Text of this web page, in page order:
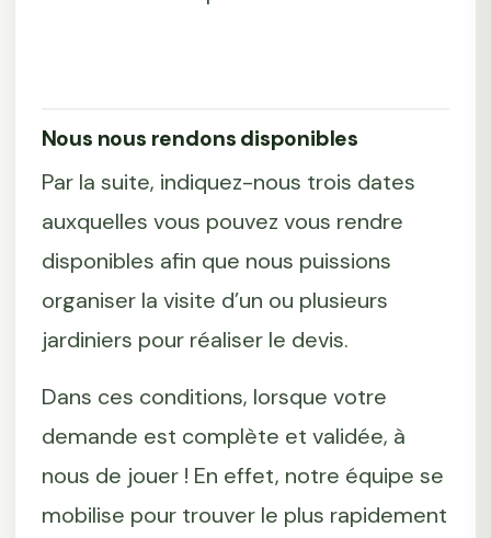
Nous nous rendons disponibles
Par la suite, indiquez-nous trois dates
auxquelles vous pouvez vous rendre
disponibles afin que nous puissions
organiser la visite d’un ou plusieurs
jardiniers pour réaliser le devis.
Dans ces conditions, lorsque votre
demande est complète et validée, à
nous de jouer ! En effet, notre équipe se
mobilise pour trouver le plus rapidement